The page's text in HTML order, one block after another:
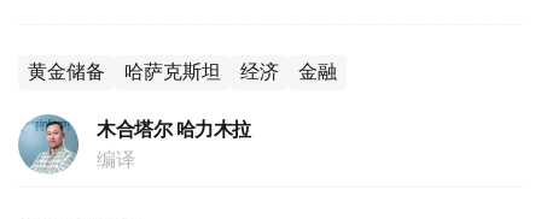
黄金储备 哈萨克斯坦 经济 金融
木合塔尔 哈力木拉
编译